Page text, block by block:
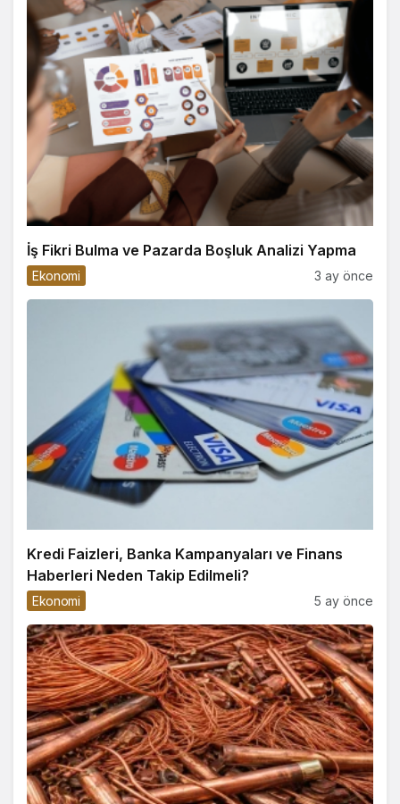
İş Fikri Bulma ve Pazarda Boşluk Analizi Yapma
Ekonomi 3 ay önce
Kredi Faizleri, Banka Kampanyaları ve Finans
Haberleri Neden Takip Edilmeli?
Ekonomi 5 ay önce